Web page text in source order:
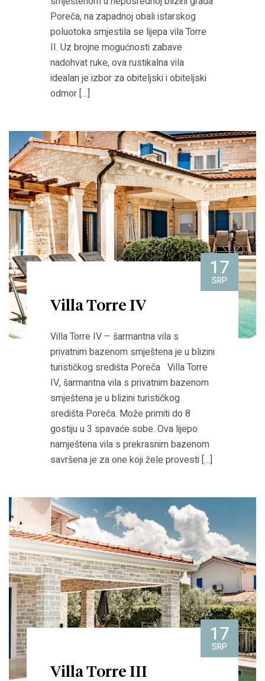
Poreča, na zapadnoj obali istarskog
poluotoka smjestila se lijepa vila Torre
II. Uz brojne mogućnosti zabave
nadohvat ruke, ova rustikalna vila
idealan je izbor za obiteljski i obiteljski
odmor […]
17
SRP
Villa Torre IV
Villa Torre IV – šarmantna vila s
privatnim bazenom smještena je u blizini
turističkog središta Poreča Villa Torre
IV, šarmantna vila s privatnim bazenom
smještena je u blizini turističkog
središta Poreča. Može primiti do 8
gostiju u 3 spavaće sobe. Ova lijepo
namještena vila s prekrasnim bazenom
savršena je za one koji žele provesti […]
17
SRP
Villa Torre III